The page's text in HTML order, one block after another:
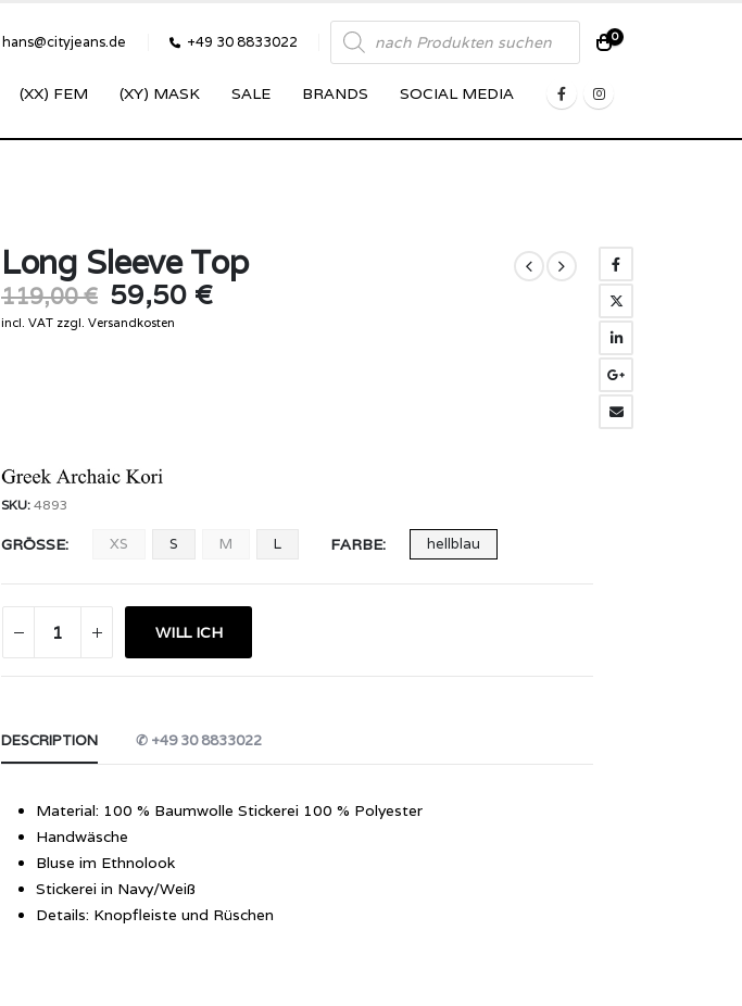
hans@cityjeans.de +49 30 8833022
Products
search 0
(XX) FEM (XY) MASK SALE BRANDS SOCIAL MEDIA
Long Sleeve Top
119,00€ Original
price
59,50 €Current
incl. VAT zzgl. Versandkosten
SKU: 4893
GRÖSSE XS S M L FARBE hellblau
WILL ICH
DESCRIPTION ✆ +49 30 8833022
Material: 100 % Baumwolle Stickerei 100 % Polyester
Handwäsche
Bluse im Ethnolook
Stickerei in Navy/Weiß
Details: Knopfleiste und Rüschen